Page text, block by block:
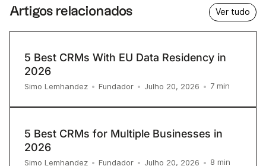
Artigos relacionados Ver tudo
5 Best CRMs With EU Data Residency in
2026
Simo Lemhandez • Fundador • Julho 20, 2026 • 7 min
5 Best CRMs for Multiple Businesses in
2026
Simo Lemhandez • Fundador • Julho 20, 2026 • 8 min